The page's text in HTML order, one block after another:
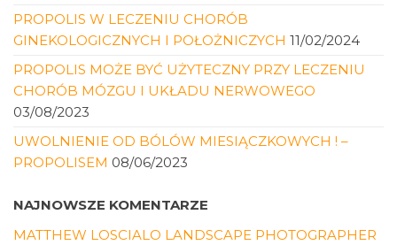
PROPOLIS W LECZENIU CHORÓB
GINEKOLOGICZNYCH I POŁOŻNICZYCH 11/02/2024
PROPOLIS MOŻE BYĆ UŻYTECZNY PRZY LECZENIU
CHORÓB MÓZGU I UKŁADU NERWOWEGO
03/08/2023
UWOLNIENIE OD BÓLÓW MIESIĄCZKOWYCH ! –
PROPOLISEM 08/06/2023
NAJNOWSZE KOMENTARZE
MATTHEW LOSCIALO LANDSCAPE PHOTOGRAPHER